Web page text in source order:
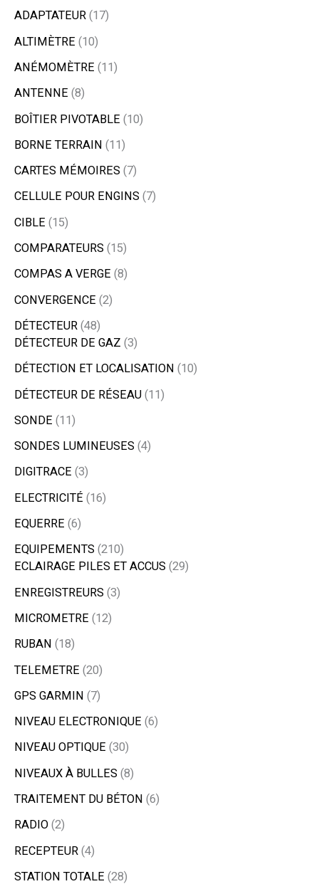
ADAPTATEUR 17
ALTIMÈTRE 10
ANÉMOMÈTRE 11
ANTENNE 8
BOÎTIER PIVOTABLE 10
BORNE TERRAIN 11
CARTES MÉMOIRES 7
CELLULE POUR ENGINS 7
CIBLE 15
COMPARATEURS 15
COMPAS A VERGE 8
CONVERGENCE 2
DÉTECTEUR 48
DÉTECTEUR DE GAZ 3
DÉTECTION ET LOCALISATION
10
DÉTECTEUR DE RÉSEAU 11
SONDE 11
SONDES LUMINEUSES 4
DIGITRACE 3
ELECTRICITÉ 16
EQUERRE 6
EQUIPEMENTS 210
ECLAIRAGE PILES ET ACCUS 29
ENREGISTREURS 3
MICROMETRE 12
RUBAN
18
TELEMETRE 20
GPS GARMIN 7
NIVEAU ELECTRONIQUE 6
NIVEAU OPTIQUE 30
NIVEAUX À BULLES 8
TRAITEMENT DU BÉTON 6
RADIO 2
RECEPTEUR 4
STATION TOTALE 28